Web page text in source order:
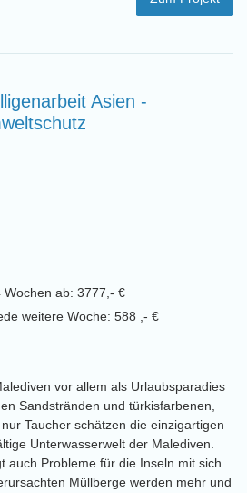
Asien -
ab: 3777,- €
weitere Woche: 588 ,- €
vor allem als Urlaubsparadies
Sandstränden und türkisfarbenen,
Taucher schätzen die einzigartigen
Unterwasserwelt der Malediven.
auch Probleme für die Inseln mit sich.
Müllberge werden mehr und